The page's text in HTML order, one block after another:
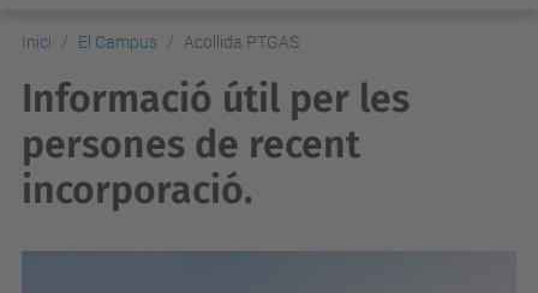
Inici El Campus Acollida PTGAS
Informació útil per les
persones de recent
incorporació.